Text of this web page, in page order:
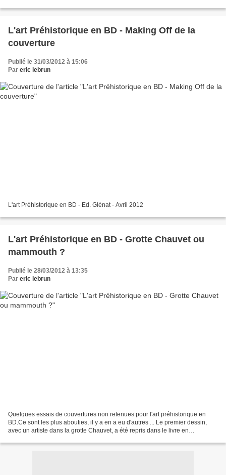
L'art Préhistorique en BD - Making Off de la
couverture
Publié le 31/03/2012 à 15:06
Par eric lebrun
L'art Préhistorique en BD - Ed. Glénat - Avril 2012
L'art Préhistorique en BD - Grotte Chauvet ou
mammouth ?
Publié le 28/03/2012 à 13:35
Par eric lebrun
Quelques essais de couvertures non retenues pour l'art préhistorique en
BD.Ce sont les plus abouties, il y a en a eu d'autres ... Le premier dessin,
avec un artiste dans la grotte Chauvet, a été repris dans le livre en